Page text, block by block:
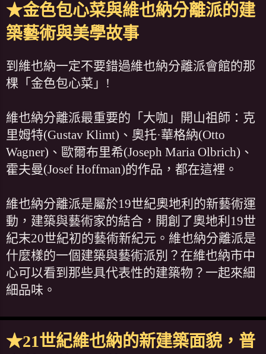
★金色包心菜與維也納分離派的建
築藝術與美學故事
到維也納一定不要錯過維也納分離派會館的那
棵「金色包心菜」!
維也納分離派最重要的「大咖」開山祖師：克
里姆特(Gustav Klimt)、奧托·華格納(Otto
Wagner)、歐爾布里希(Joseph Maria Olbrich)、
霍夫曼(Josef Hoffman)的作品，都在這裡。
維也納分離派是屬於19世紀奧地利的新藝術運
動，建築與藝術家的結合，開創了奧地利19世
紀末20世紀初的藝術新紀元。維也納分離派是
什麼樣的一個建築與藝術派別？在維也納市中
心可以看到那些具代表性的建築物？一起來細
細品味。
★21世紀維也納的新建築面貌，普